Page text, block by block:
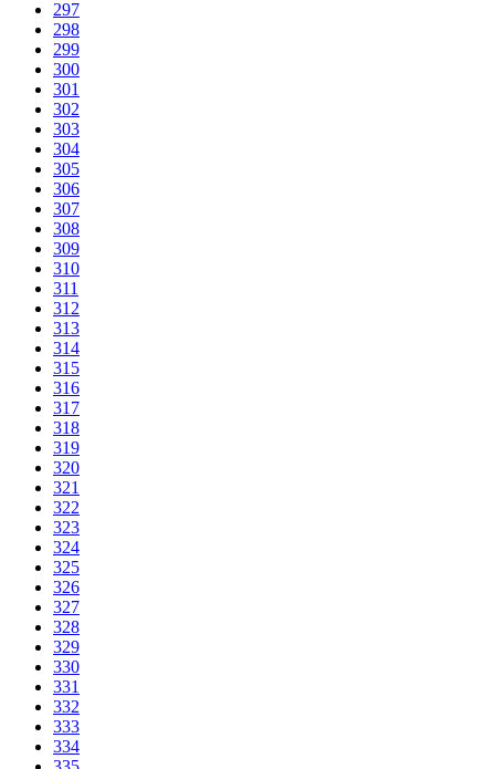
297
298
299
300
301
302
303
304
305
306
307
308
309
310
311
312
313
314
315
316
317
318
319
320
321
322
323
324
325
326
327
328
329
330
331
332
333
334